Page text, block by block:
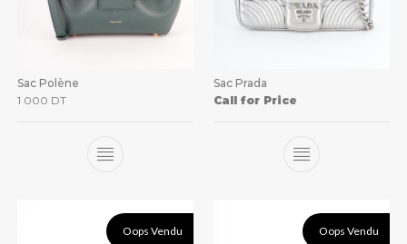
Sac Polène
1 000 DT
Sac Prada
Call for Price
Oops Vendu Oops Vendu